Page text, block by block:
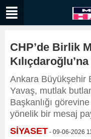
CHP’de Birlik
Kılıçdaroğlu’na
Ankara Büyükşehir
Yavaş, mutlak
Başkanlığı
yönelik bir mesaj
SİYASET - 09-06-2026